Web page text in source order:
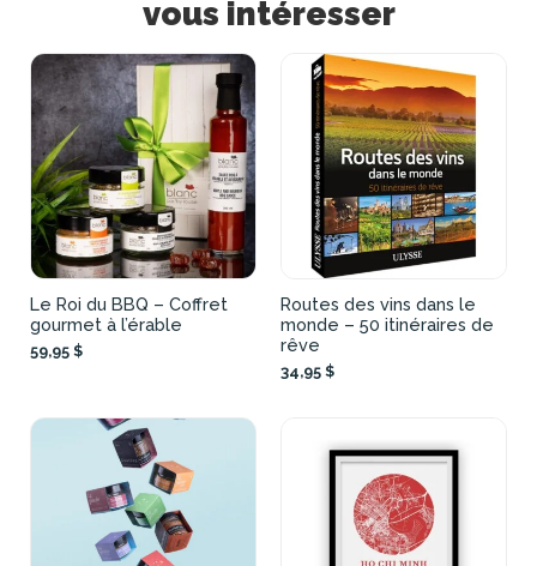
vous intéresser
Le Roi du BBQ – Coffret
gourmet à l’érable
59,95 $
Routes des vins dans le
monde – 50 itinéraires de
rêve
34,95 $